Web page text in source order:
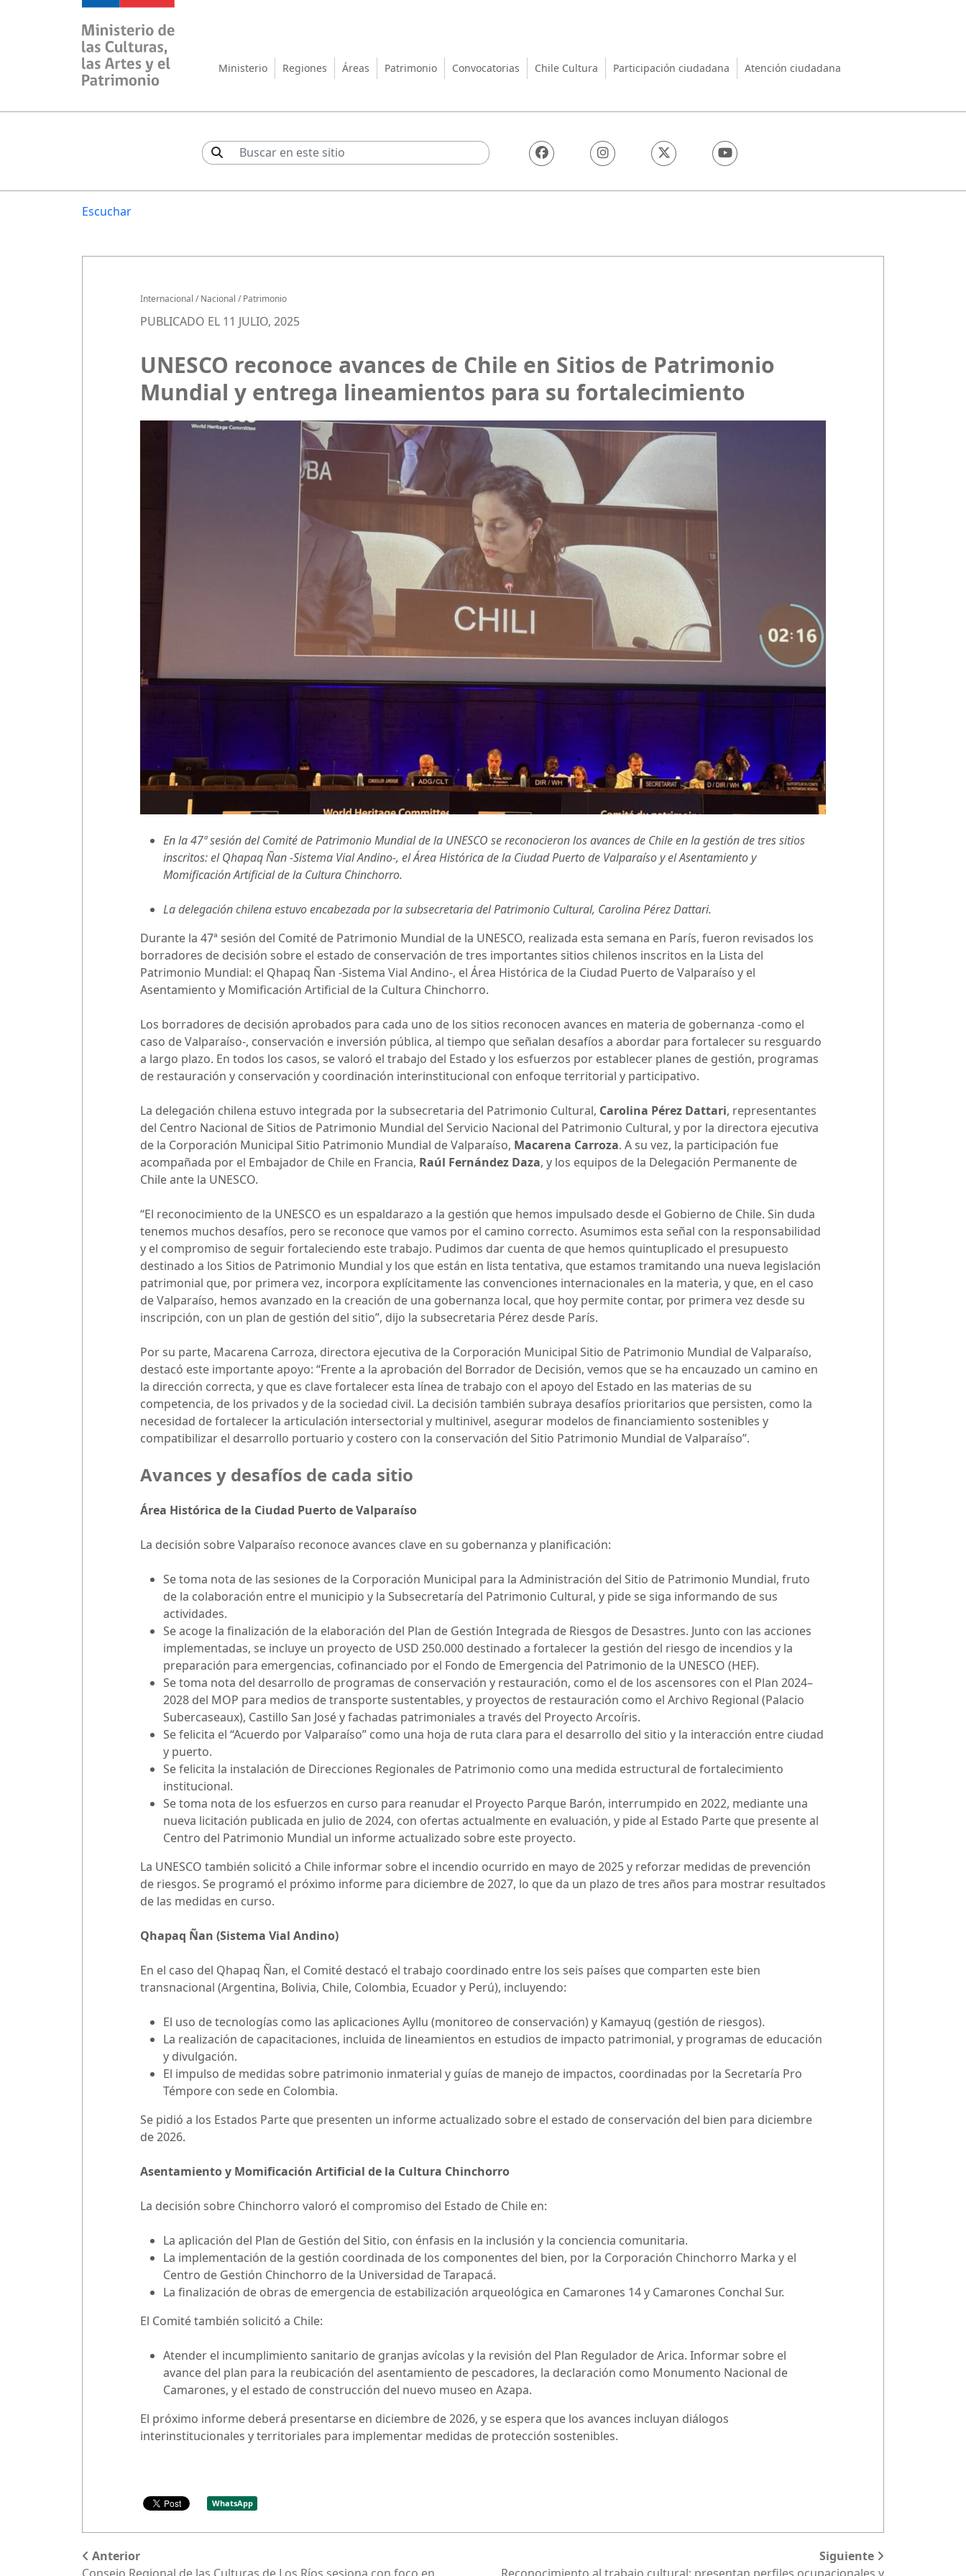
Ministerio de las Culturas, las Artes y el Patrimonio
Ministerio Regiones Áreas Patrimonio Convocatorias Chile Cultura Participación ciudadana Atención ciudadana
Escuchar
Internacional /Nacional /Patrimonio
PUBLICADO EL 11 JULIO, 2025
UNESCO reconoce avances de Chile en Sitios de Patrimonio
Mundial y entrega lineamientos para su fortalecimiento
En la 47ª sesión del Comité de Patrimonio Mundial de la UNESCO se reconocieron los avances de Chile en la gestión de tres sitios
inscritos: el Qhapaq Ñan -Sistema Vial Andino-, el Área Histórica de la Ciudad Puerto de Valparaíso y el Asentamiento y
Momificación Artificial de la Cultura Chinchorro.
La delegación chilena estuvo encabezada por la subsecretaria del Patrimonio Cultural, Carolina Pérez Dattari.
Durante la 47ª sesión del Comité de Patrimonio Mundial de la UNESCO, realizada esta semana en París, fueron revisados los
borradores de decisión sobre el estado de conservación de tres importantes sitios chilenos inscritos en la Lista del
Patrimonio Mundial: el Qhapaq Ñan -Sistema Vial Andino-, el Área Histórica de la Ciudad Puerto de Valparaíso y el
Asentamiento y Momificación Artificial de la Cultura Chinchorro.
Los borradores de decisión aprobados para cada uno de los sitios reconocen avances en materia de gobernanza -como el
caso de Valparaíso-, conservación e inversión pública, al tiempo que señalan desafíos a abordar para fortalecer su resguardo
a largo plazo. En todos los casos, se valoró el trabajo del Estado y los esfuerzos por establecer planes de gestión, programas
de restauración y conservación y coordinación interinstitucional con enfoque territorial y participativo.
La delegación chilena estuvo integrada por la subsecretaria del Patrimonio Cultural, Carolina Pérez Dattari, representantes
del Centro Nacional de Sitios de Patrimonio Mundial del Servicio Nacional del Patrimonio Cultural, y por la directora ejecutiva
de la Corporación Municipal Sitio Patrimonio Mundial de Valparaíso, Macarena Carroza. A su vez, la participación fue
acompañada por el Embajador de Chile en Francia, Raúl Fernández Daza, y los equipos de la Delegación Permanente de
Chile ante la UNESCO.
“El reconocimiento de la UNESCO es un espaldarazo a la gestión que hemos impulsado desde el Gobierno de Chile. Sin duda
tenemos muchos desafíos, pero se reconoce que vamos por el camino correcto. Asumimos esta señal con la responsabilidad
y el compromiso de seguir fortaleciendo este trabajo. Pudimos dar cuenta de que hemos quintuplicado el presupuesto
destinado a los Sitios de Patrimonio Mundial y los que están en lista tentativa, que estamos tramitando una nueva legislación
patrimonial que, por primera vez, incorpora explícitamente las convenciones internacionales en la materia, y que, en el caso
de Valparaíso, hemos avanzado en la creación de una gobernanza local, que hoy permite contar, por primera vez desde su
inscripción, con un plan de gestión del sitio”, dijo la subsecretaria Pérez desde París.
Por su parte, Macarena Carroza, directora ejecutiva de la Corporación Municipal Sitio de Patrimonio Mundial de Valparaíso,
destacó este importante apoyo: “Frente a la aprobación del Borrador de Decisión, vemos que se ha encauzado un camino en
la dirección correcta, y que es clave fortalecer esta línea de trabajo con el apoyo del Estado en las materias de su
competencia, de los privados y de la sociedad civil. La decisión también subraya desafíos prioritarios que persisten, como la
necesidad de fortalecer la articulación intersectorial y multinivel, asegurar modelos de financiamiento sostenibles y
compatibilizar el desarrollo portuario y costero con la conservación del Sitio Patrimonio Mundial de Valparaíso”.
Avances y desafíos de cada sitio
Área Histórica de la Ciudad Puerto de Valparaíso
La decisión sobre Valparaíso reconoce avances clave en su gobernanza y planificación:
Se toma nota de las sesiones de la Corporación Municipal para la Administración del Sitio de Patrimonio Mundial, fruto
de la colaboración entre el municipio y la Subsecretaría del Patrimonio Cultural, y pide se siga informando de sus
actividades.
Se acoge la finalización de la elaboración del Plan de Gestión Integrada de Riesgos de Desastres. Junto con las acciones
implementadas, se incluye un proyecto de USD 250.000 destinado a fortalecer la gestión del riesgo de incendios y la
preparación para emergencias, cofinanciado por el Fondo de Emergencia del Patrimonio de la UNESCO (HEF).
Se toma nota del desarrollo de programas de conservación y restauración, como el de los ascensores con el Plan 2024–
2028 del MOP para medios de transporte sustentables, y proyectos de restauración como el Archivo Regional (Palacio
Subercaseaux), Castillo San José y fachadas patrimoniales a través del Proyecto Arcoíris.
Se felicita el “Acuerdo por Valparaíso” como una hoja de ruta clara para el desarrollo del sitio y la interacción entre ciudad
y puerto.
Se felicita la instalación de Direcciones Regionales de Patrimonio como una medida estructural de fortalecimiento
institucional.
Se toma nota de los esfuerzos en curso para reanudar el Proyecto Parque Barón, interrumpido en 2022, mediante una
nueva licitación publicada en julio de 2024, con ofertas actualmente en evaluación, y pide al Estado Parte que presente al
Centro del Patrimonio Mundial un informe actualizado sobre este proyecto.
La UNESCO también solicitó a Chile informar sobre el incendio ocurrido en mayo de 2025 y reforzar medidas de prevención
de riesgos. Se programó el próximo informe para diciembre de 2027, lo que da un plazo de tres años para mostrar resultados
de las medidas en curso.
Qhapaq Ñan (Sistema Vial Andino)
En el caso del Qhapaq Ñan, el Comité destacó el trabajo coordinado entre los seis países que comparten este bien
transnacional (Argentina, Bolivia, Chile, Colombia, Ecuador y Perú), incluyendo:
El uso de tecnologías como las aplicaciones Ayllu (monitoreo de conservación) y Kamayuq (gestión de riesgos).
La realización de capacitaciones, incluida de lineamientos en estudios de impacto patrimonial, y programas de educación
y divulgación.
El impulso de medidas sobre patrimonio inmaterial y guías de manejo de impactos, coordinadas por la Secretaría Pro
Témpore con sede en Colombia.
Se pidió a los Estados Parte que presenten un informe actualizado sobre el estado de conservación del bien para diciembre
de 2026.
Asentamiento y Momificación Artificial de la Cultura Chinchorro
La decisión sobre Chinchorro valoró el compromiso del Estado de Chile en:
La aplicación del Plan de Gestión del Sitio, con énfasis en la inclusión y la conciencia comunitaria.
La implementación de la gestión coordinada de los componentes del bien, por la Corporación Chinchorro Marka y el
Centro de Gestión Chinchorro de la Universidad de Tarapacá.
La finalización de obras de emergencia de estabilización arqueológica en Camarones 14 y Camarones Conchal Sur.
El Comité también solicitó a Chile:
Atender el incumplimiento sanitario de granjas avícolas y la revisión del Plan Regulador de Arica. Informar sobre el
avance del plan para la reubicación del asentamiento de pescadores, la declaración como Monumento Nacional de
Camarones, y el estado de construcción del nuevo museo en Azapa.
El próximo informe deberá presentarse en diciembre de 2026, y se espera que los avances incluyan diálogos
interinstitucionales y territoriales para implementar medidas de protección sostenibles.
WhatsApp
Anterior
Siguiente